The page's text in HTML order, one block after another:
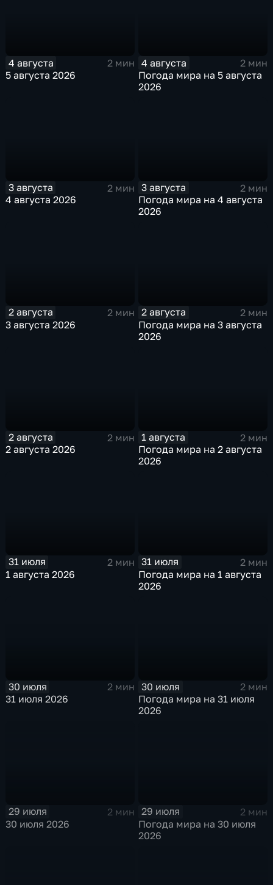
4 августа
2 мин
5 августа 2026
4 августа
2 мин
Погода мира на 5 августа
2026
3 августа
2 мин
4 августа 2026
3 августа
2 мин
Погода мира на 4 августа
2026
2 августа
2 мин
3 августа 2026
2 августа
2 мин
Погода мира на 3 августа
2026
2 августа
2 мин
2 августа 2026
1 августа
2 мин
Погода мира на 2 августа
2026
31 июля
2 мин
1 августа 2026
31 июля
2 мин
Погода мира на 1 августа
2026
30 июля
2 мин
31 июля 2026
30 июля
2 мин
Погода мира на 31 июля
2026
29 июля
2 мин
30 июля 2026
29 июля
2 мин
Погода мира на 30 июля
2026